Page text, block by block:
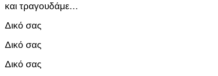
και τραγουδάμε…
Δικό σας
Δικό σας
Δικό σας